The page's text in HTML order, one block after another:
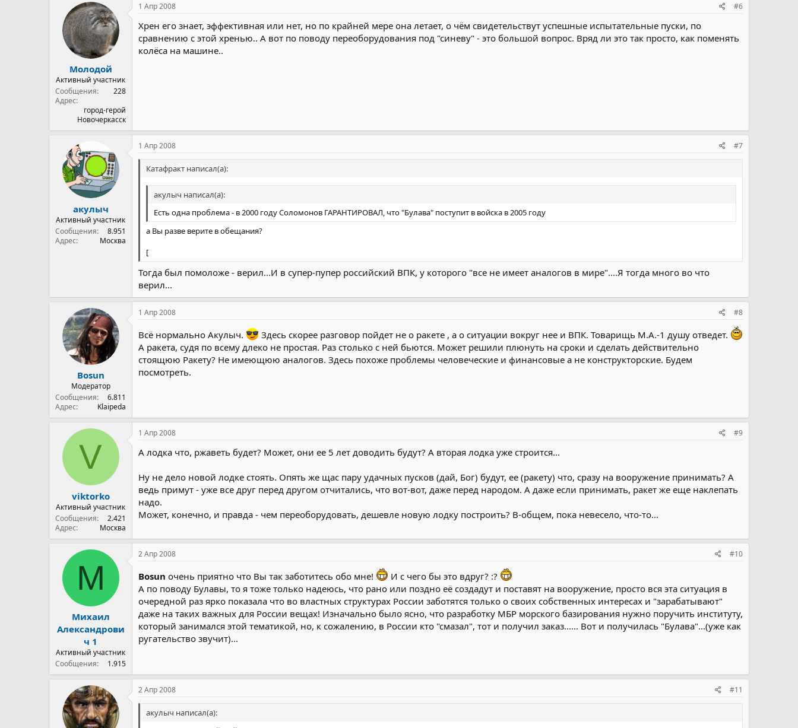
Молодой
Активный участник
Сообщения
228
Адрес
город-герой
Новочеркасск
1 Апр 2008 #6
Хрен его знает, эффективная или нет, но по крайней мере она летает, о чём свидетельствут успешные испытательные пуски, по
сравнению с этой хренью.. А вот по поводу переоборудования под "синеву" - это большой вопрос. Вряд ли это так просто, как поменять
колёса на машине..
акулыч
Активный участник
Сообщения
8.951
Адрес
Москва
1 Апр 2008 #7
Катафракт написал(а):
акулыч написал(а):
Есть одна проблема - в 2000 году Соломонов ГАРАНТИРОВАЛ, что "Булава" поступит в войска в 2005 году
а Вы разве верите в обещания?
[
Тогда был помоложе - верил...И в супер-пупер российский ВПК, у которого "все не имеет аналогов в мире"....Я тогда много во что
верил...
Bosun
Модератор
Сообщения
6.811
Адрес
Klaipeda
1 Апр 2008 #8
Всё нормально Акулыч.
Здесь скорее разговор пойдет не о ракете , а о ситуации вокруг нее и ВПК. Товарищь М.А.-1 душу отведет.
А ракета, судя по всему длеко не простая. Раз столько с ней бьются. Может решили плюнуть на сроки и сделать действительно
стоящюю Ракету? Не имеющюю аналогов. Здесь похоже проблемы человеческие и финансовые а не конструкторские. Будем
посмотреть.
V
viktorko
Активный участник
Сообщения
2.421
Адрес
Москва
1 Апр 2008 #9
А лодка что, ржаветь будет? Может, они ее 5 лет доводить будут? А вторая лодка уже строится...
Ну не дело новой лодке стоять. Опять же щас пару удачных пусков (дай, Бог) будут, ее (ракету) что, сразу на вооружение принимать? А
ведь примут - уже все друг перед другом отчитались, что вот-вот, даже перед народом. А даже если принимать, ракет же еще наклепать
надо.
Может, конечно, и правда - чем переоборудовать, дешевле новую лодку построить? В-общем, пока невесело, что-то...
М
Михаил
Александрови
ч 1
Активный участник
Сообщения
1.915
2 Апр 2008 #10
Bosun очень приятно что Вы так заботитесь обо мне!
И с чего бы это вдруг? :?
А по поводу Булавы, то я тоже только надеюсь, что рано или поздно её создадут и поставят на вооружение, просто вся эта ситуация в
очередной раз ярко показала что во властных структурах России заботятся только о своих собственных интересах и "зарабатывают"
даже на таких важных для России вещах! Изначально было ясно, что разработку МБР морского базирования нужно поручить институту,
который занимался этой тематикой, но, к сожалению, в России кто "смазал", тот и получил заказ...... Вот и получилась "Булава"...(уже как
ругательство звучит)...
2 Апр 2008 #11
акулыч написал(а):